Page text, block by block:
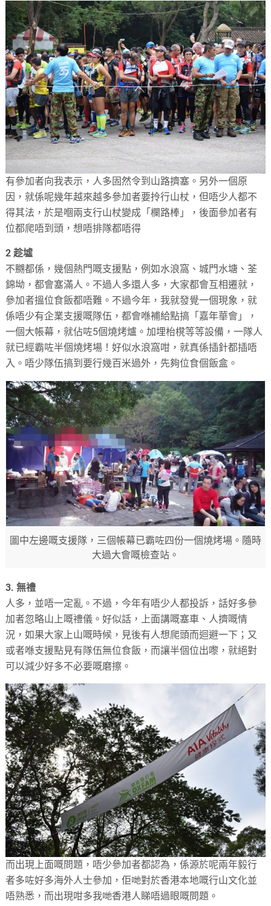
有參加者向我表示，人多固然令到山路擠塞。另外一個原
因，就係呢幾年越來越多參加者要拎行山杖，但唔少人都不
得其法，於是嗰兩支行山杖變成「欄路棒」，後面參加者有
位都爬唔到頭，想唔排隊都唔得
2 趁墟
不嬲都係，幾個熱門嘅支援點，例如水浪窩、城門水塘、荃
錦坳，都會塞滿人。不過人多還人多，大家都會互相遷就，
參加者搵位食飯都唔難。不過今年，我就發覺一個現象，就
係唔少有企業支援嘅隊伍，都會喺補給點搞「嘉年華會」，
一個大帳幕，就佔咗5個燒烤爐。加埋枱櫈等等設備，一隊人
就已經霸咗半個燒烤場！好似水浪窩咁，就真係插針都插唔
入。唔少隊伍搞到要行幾百米過外，先夠位食個飯盒。
圖中左邊嘅支援隊，三個帳幕已霸咗四份一個燒烤場。隨時
大過大會嘅檢查站。
3. 無禮
人多，並唔一定亂。不過，今年有唔少人都投訴，話好多參
加者忽略山上嘅禮儀。好似話，上面講嘅塞車、人擠嘅情
況，如果大家上山嘅時候，見後有人想爬頭而迴避一下；又
或者喺支援點見有隊伍無位食飯，而讓半個位出嚟，就絕對
可以減少好多不必要嘅磨擦。
而出現上面嘅問題，唔少參加者都認為，係源於呢兩年毅行
者多咗好多海外人士參加，佢哋對於香港本地嘅行山文化並
唔熟悉，而出現咁多我哋香港人睇唔過眼嘅問題。